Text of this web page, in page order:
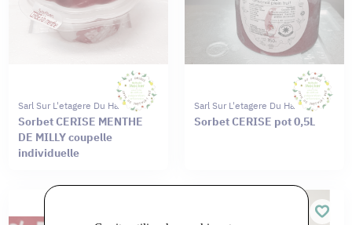
Sarl Sur L'etagere Du Haut
Sorbet CERISE MENTHE
DE MILLY coupelle
individuelle
Sarl Sur L'etagere Du Haut
Sorbet CERISE pot 0,5L